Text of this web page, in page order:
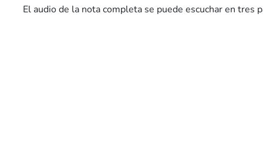
El audio de la nota completa se puede escuchar en tres